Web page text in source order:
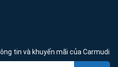
tin và khuyến mãi của Carmudi